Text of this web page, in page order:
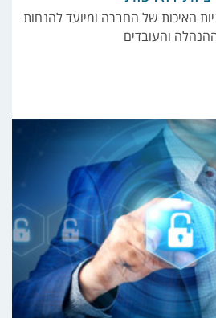
האיכות של החברה ומיועד להנחות
והעובדים